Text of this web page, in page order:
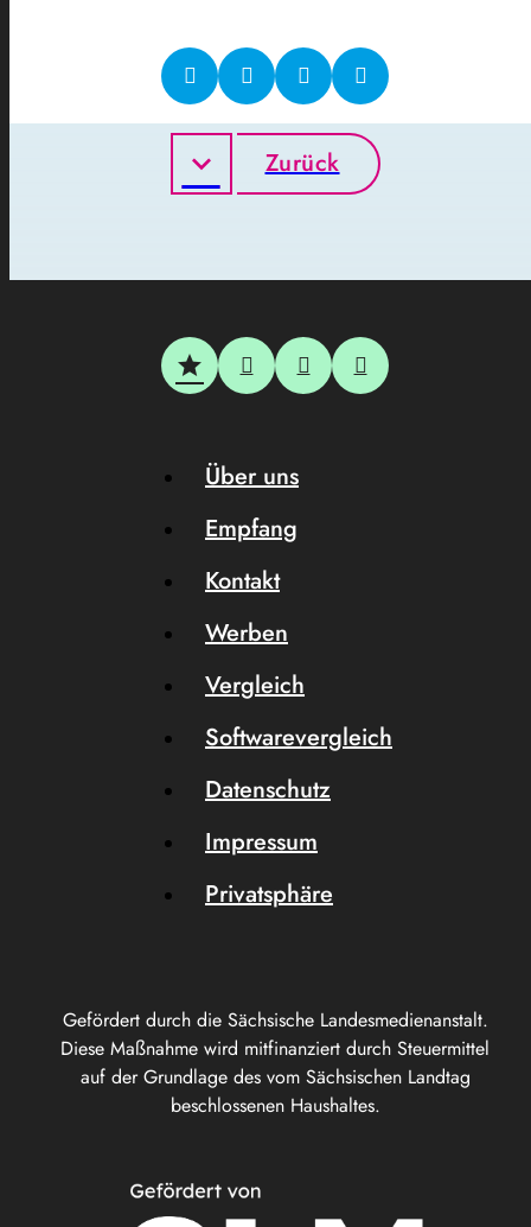
Zurück
Gefördert durch die Sächsische Landesmedienanstalt.
Diese Maßnahme wird mitfinanziert durch Steuermittel
auf der Grundlage des vom Sächsischen Landtag
beschlossenen Haushaltes.
Über uns
Empfang
Kontakt
Werben
Vergleich
Softwarevergleich
Datenschutz
Impressum
Privatsphäre